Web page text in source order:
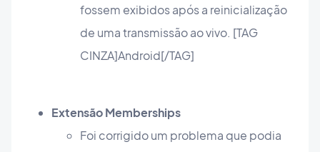
fossem exibidos após a reinicialização
de uma transmissão ao vivo. [TAG
CINZA]Android[/TAG]
Extensão Memberships
Foi corrigido um problema que podia